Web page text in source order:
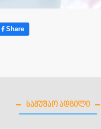
Share
ᲡᲐᲛᲣᲨᲐᲝ ᲐᲓᲒᲘᲚᲘ